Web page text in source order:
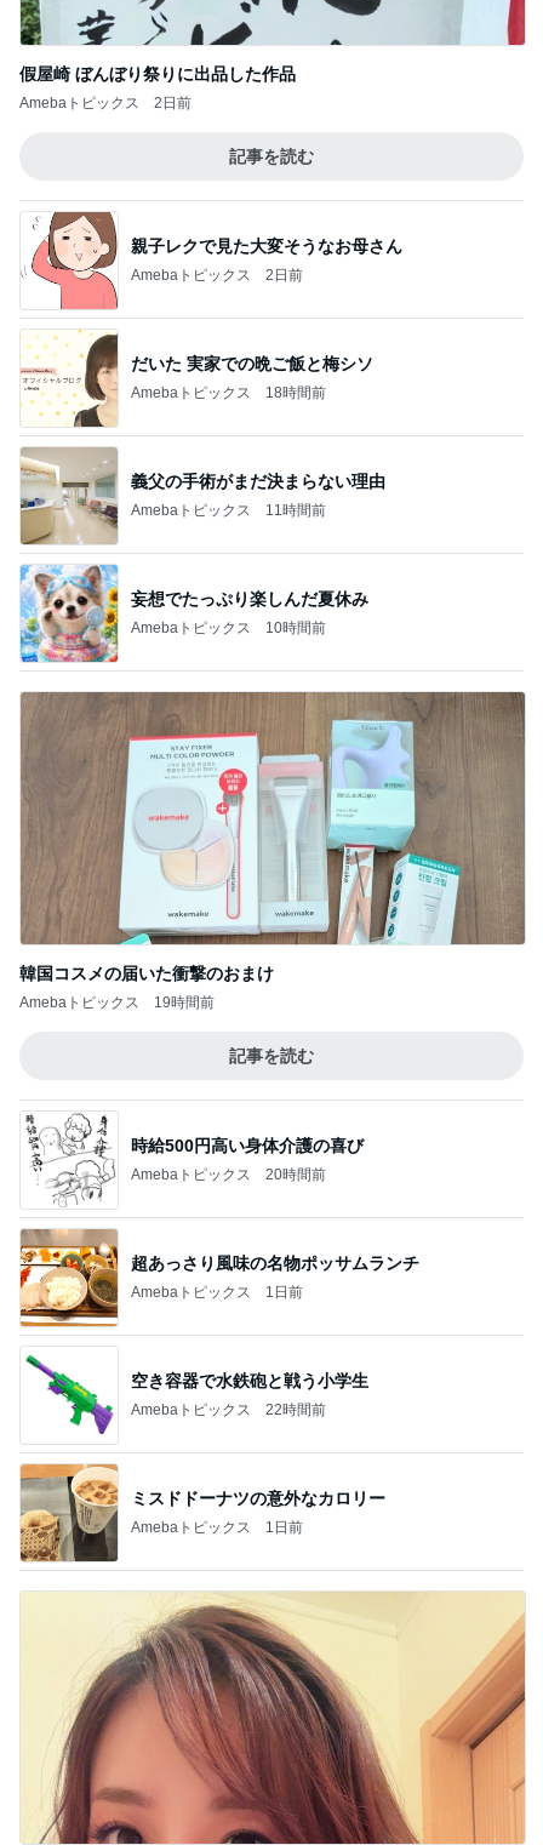
假屋崎 ぼんぼり祭りに出品した作品
Amebaトピックス 2日前
記事を読む
親子レクで見た大変そうなお母さん
Amebaトピックス 2日前
だいた 実家での晩ご飯と梅シソ
Amebaトピックス 18時間前
義父の手術がまだ決まらない理由
Amebaトピックス 11時間前
妄想でたっぷり楽しんだ夏休み
Amebaトピックス 10時間前
韓国コスメの届いた衝撃のおまけ
Amebaトピックス 19時間前
記事を読む
時給500円高い身体介護の喜び
Amebaトピックス 20時間前
超あっさり風味の名物ポッサムランチ
Amebaトピックス 1日前
空き容器で水鉄砲と戦う小学生
Amebaトピックス 22時間前
ミスドドーナツの意外なカロリー
Amebaトピックス 1日前